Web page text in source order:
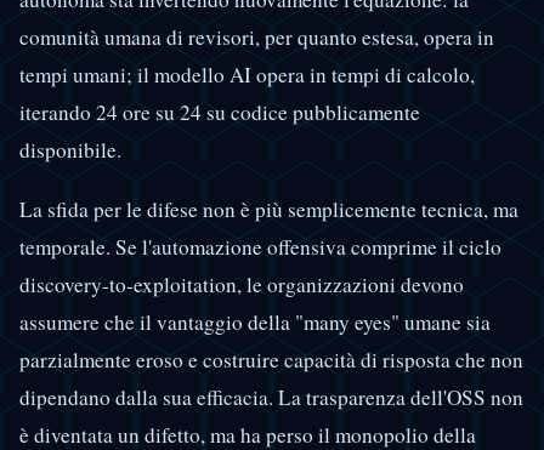
comunità umana di revisori, per quanto estesa, opera in
tempi umani; il modello AI opera in tempi di calcolo,
iterando 24 ore su 24 su codice pubblicamente
disponibile.
La sfida per le difese non è più semplicemente tecnica, ma
temporale. Se l'automazione offensiva comprime il ciclo
discovery-to-exploitation, le organizzazioni devono
assumere che il vantaggio della "many eyes" umane sia
parzialmente eroso e costruire capacità di risposta che non
dipendano dalla sua efficacia. La trasparenza dell'OSS non
è diventata un difetto, ma ha perso il monopolio della